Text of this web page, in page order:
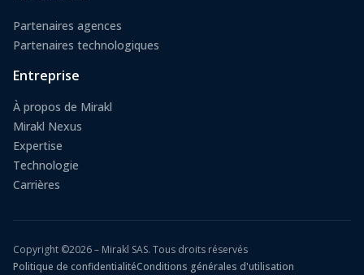
Partenaires agences
Partenaires technologiques
Entreprise
À propos de Mirakl
Mirakl Nexus
Expertise
Technologie
Carrières
Copyright ©2026 – Mirakl SAS. Tous droits réservés
Politique de confidentialitéConditions générales d'utilisation